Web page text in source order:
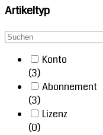
Artikeltyp
Konto
(3)
Abonnement
(3)
Lizenz
(0)